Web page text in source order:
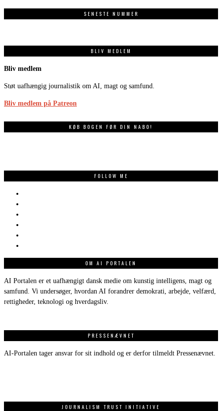
SENESTE NUMMER
BLIV MEDLEM
Bliv medlem
Støt uafhængig journalistik om AI, magt og samfund.
Bliv medlem på Patreon
KØB BOGEN FØR DIN NABO!
FOLLOW ME
OM AI PORTALEN
AI Portalen er et uafhængigt dansk medie om kunstig intelligens, magt og
samfund. Vi undersøger, hvordan AI forandrer demokrati, arbejde, velfærd,
rettigheder, teknologi og hverdagsliv.
PRESSENÆVNET
AI-Portalen tager ansvar for sit indhold og er derfor tilmeldt Pressenævnet.
JOURNALISM TRUST INITIATIVE